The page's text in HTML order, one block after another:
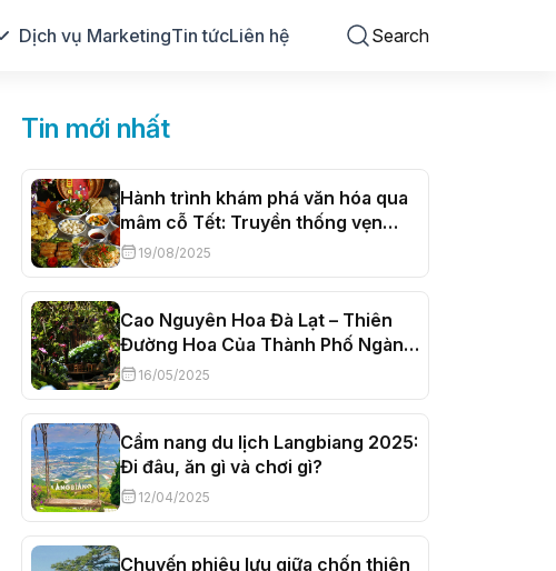
Dịch vụ MarketingTin tứcLiên hệ Search
Tin mới nhất
Hành trình khám phá văn hóa qua
mâm cỗ Tết: Truyền thống vẹn
nguyên, hơi thở đương đại
19/08/2025
Cao Nguyên Hoa Đà Lạt – Thiên
Đường Hoa Của Thành Phố Ngàn
Hoa16/05/2025
Cẩm nang du lịch Langbiang 2025:
Đi đâu, ăn gì và chơi gì?
12/04/2025
Chuyến phiêu lưu giữa chốn thiên